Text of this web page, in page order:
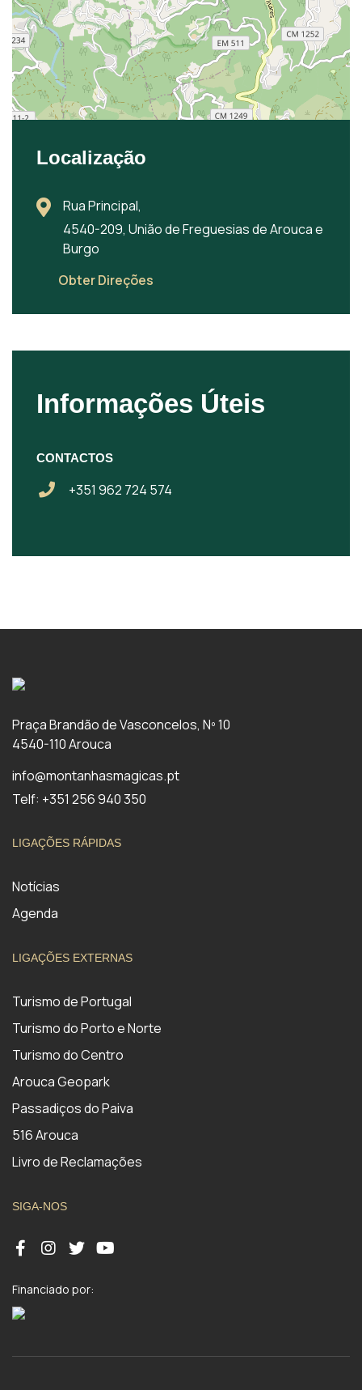
Localização
Rua Principal,
4540-209, União de Freguesias de Arouca e
Burgo
Obter Direções
Informações Úteis
CONTACTOS
+351 962 724 574
Praça Brandão de Vasconcelos, Nº 10
4540-110 Arouca
info@montanhasmagicas.pt
Telf: +351 256 940 350
LIGAÇÕES RÁPIDAS
Notícias
Agenda
LIGAÇÕES EXTERNAS
Turismo de Portugal
Turismo do Porto e Norte
Turismo do Centro
Arouca Geopark
Passadiços do Paiva
516 Arouca
Livro de Reclamações
SIGA-NOS
Financiado por: